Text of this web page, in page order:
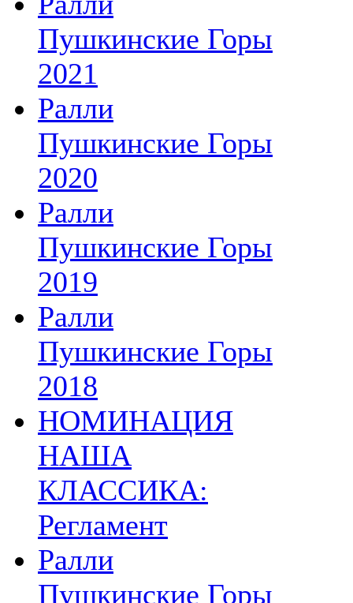
Пушкинские Горы
2021
Ралли
Пушкинские Горы
2020
Ралли
Пушкинские Горы
2019
Ралли
Пушкинские Горы
2018
НОМИНАЦИЯ
НАША
КЛАССИКА:
Регламент
Ралли
Пушкинские Горы